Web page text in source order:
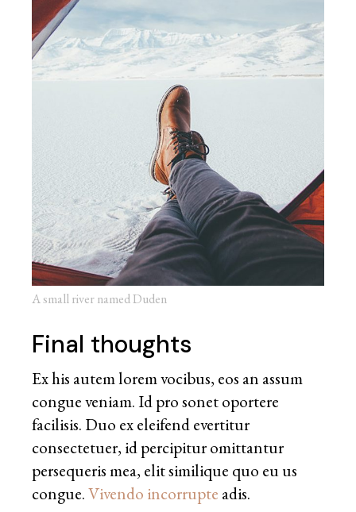
A small river named Duden
Final thoughts
Ex his autem lorem vocibus, eos an assum
congue veniam. Id pro sonet oportere
facilisis. Duo ex eleifend evertitur
consectetuer, id percipitur omittantur
persequeris mea, elit similique quo eu us
congue.Vivendo incorrupte adis.